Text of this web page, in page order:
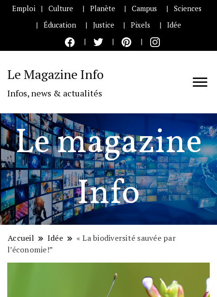
Emploi Culture Planète Campus
Sciences
Éducation
Justice Pixels Idée
Le Magazine Info
Infos, news & actualités
Le magazine
Info
Accueil Idée
« La biodiversité sauvée par
l’économie!”